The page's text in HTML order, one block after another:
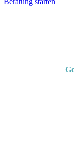
Beratung starten